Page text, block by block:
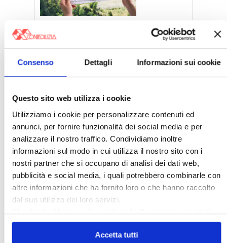
Consenso Dettagli Informazioni sui cookie
Questo sito web utilizza i cookie
Utilizziamo i cookie per personalizzare contenuti ed
annunci, per fornire funzionalità dei social media e per
analizzare il nostro traffico. Condividiamo inoltre
informazioni sul modo in cui utilizza il nostro sito con i
nostri partner che si occupano di analisi dei dati web,
pubblicità e social media, i quali potrebbero combinarle con
altre informazioni che ha fornito loro o che hanno raccolto
dal suo utilizzo dei loro servizi.
Chiudendo il banner cliccando sullaXverranno accettati
solo i cookie necessari.
Accetta tutti
Interesse del proprietario del suolo ad
escludere l’attività di terzi
Poteri dell’assemblea
DaConfedilizia notiziedi luglio